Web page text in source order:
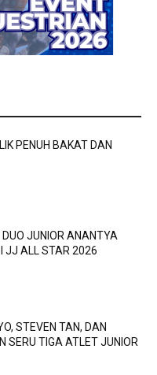
PENUH BAKAT DAN
JUNIOR ANANTYA
JJ ALL STAR 2026
STEVEN TAN, DAN
SERU TIGA ATLET JUNIOR